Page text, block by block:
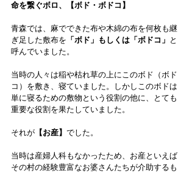
命を繋ぐボロ、【ボド・ボドコ】
青森では、麻でできた布や木綿の布を何枚も継
ぎ足した敷布を 「ボド」もしくは「ボドコ」 と
呼んでいました。
当時の人々は稲や枯れ草の上にこのボド（ボド
コ）を敷き、寝ていました。しかしこのボドは
単に寝るための敷物という役割の他に、とても
重要な役割を果たしていました。
それが 【お産】 でした。
当時は産婦人科もなかったため、お産といえば
その村の経験豊富なお婆さんたちが介助するも